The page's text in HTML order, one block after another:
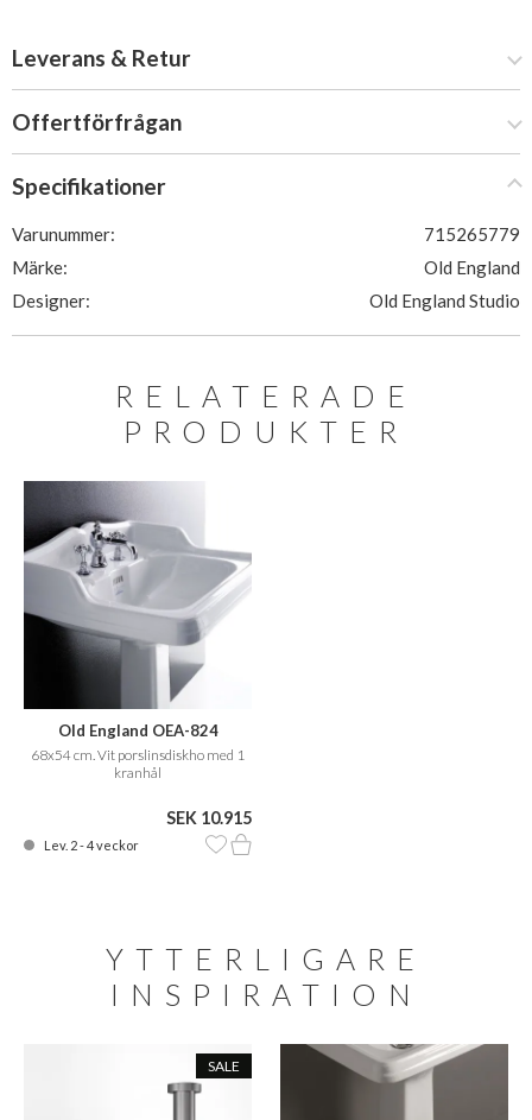
Leverans & Retur
Offertförfrågan
Specifikationer
Varunummer:
715265779
Märke:
Old England
Designer:
Old England Studio
RELATERADE
PRODUKTER
Old England OEA-824
68x54 cm. Vit porslinsdiskho med 1
kranhål
SEK 10.915
Lev. 2 - 4 veckor
YTTERLIGARE
INSPIRATION
SALE